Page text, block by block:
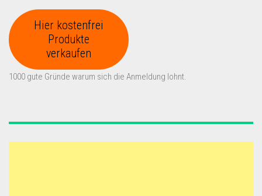
Hier kostenfrei
Produkte
verkaufen
1000 gute Gründe warum sich die Anmeldung lohnt.